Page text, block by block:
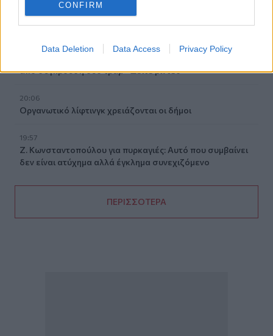
CONFIRM
Data Deletion Data Access Privacy Policy
Λιμάνι Ηρακλείου: Έμπλεξε ο κάβος στην προπέλα του
πλοίου!
από σύγκρουση δύο τραμ - Δείτε βίντεο
20:06
Οργανωτικό λίφτινγκ χρειάζονται οι δήμοι
19:57
Ζ. Κωνσταντοπούλου για πυρκαγιές: Αυτό που συμβαίνει
δεν είναι ατύχημα αλλά έγκλημα συνεχιζόμενο
ΠΕΡΙΣΣΟΤΕΡΑ